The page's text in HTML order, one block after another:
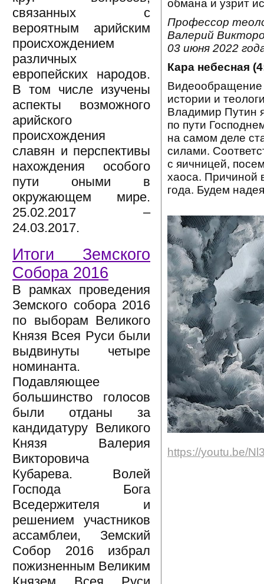
связанных с
вероятным арийским
происхождением
различных
европейских народов.
В том числе изучены
аспекты возможного
арийского
происхождения
славян и перспективы
нахождения особого
пути оными в
окружающем мире.
25.02.2017 –
24.03.2017.
Итоги Земского
Собора 2016
В рамках проведения
Земского собора 2016
по выборам Великого
Князя Всея Руси были
выдвинуты четыре
номинанта.
Подавляющее
большинство голосов
были отданы за
кандидатуру Великого
Князя Валерия
Викторовича
Кубарева. Волей
Господа Бога
Вседержителя и
решением участников
ассамблеи, Земский
Собор 2016 избрал
пожизненным Великим
обмана и узрит
Профессор
Валерий
03 июня 2022
Кара небесная
Видеообращение
истории и
Владимир Путин
по пути
на самом деле
силами.
с яичницей,
хаоса. Причиной
года. Будем
https://youtu.be/